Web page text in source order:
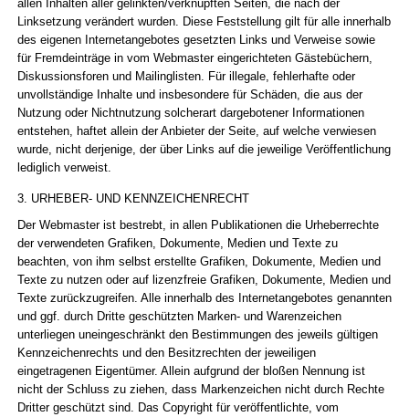
allen Inhalten aller gelinkten/verknüpften Seiten, die nach der
Linksetzung verändert wurden. Diese Feststellung gilt für alle innerhalb
des eigenen Internetangebotes gesetzten Links und Verweise sowie
für Fremdeinträge in vom Webmaster eingerichteten Gästebüchern,
Diskussionsforen und Mailinglisten. Für illegale, fehlerhafte oder
unvollständige Inhalte und insbesondere für Schäden, die aus der
Nutzung oder Nichtnutzung solcherart dargebotener Informationen
entstehen, haftet allein der Anbieter der Seite, auf welche verwiesen
wurde, nicht derjenige, der über Links auf die jeweilige Veröffentlichung
lediglich verweist.
3. URHEBER- UND KENNZEICHENRECHT
Der Webmaster ist bestrebt, in allen Publikationen die Urheberrechte
der verwendeten Grafiken, Dokumente, Medien und Texte zu
beachten, von ihm selbst erstellte Grafiken, Dokumente, Medien und
Texte zu nutzen oder auf lizenzfreie Grafiken, Dokumente, Medien und
Texte zurückzugreifen. Alle innerhalb des Internetangebotes genannten
und ggf. durch Dritte geschützten Marken- und Warenzeichen
unterliegen uneingeschränkt den Bestimmungen des jeweils gültigen
Kennzeichenrechts und den Besitzrechten der jeweiligen
eingetragenen Eigentümer. Allein aufgrund der bloßen Nennung ist
nicht der Schluss zu ziehen, dass Markenzeichen nicht durch Rechte
Dritter geschützt sind. Das Copyright für veröffentlichte, vom